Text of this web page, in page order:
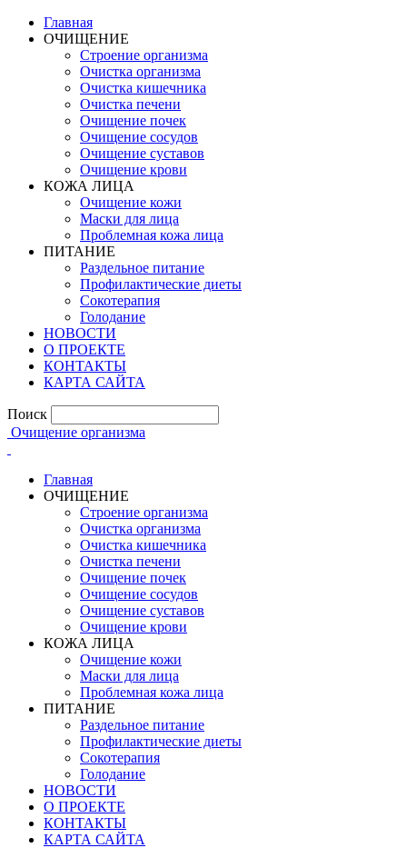
Главная
ОЧИЩЕНИЕ
Строение организма
Очистка организма
Очистка кишечника
Очистка печени
Очищение почек
Очищение сосудов
Очищение суставов
Очищение крови
КОЖА ЛИЦА
Очищение кожи
Маски для лица
Проблемная кожа лица
ПИТАНИЕ
Раздельное питание
Профилактические диеты
Сокотерапия
Голодание
НОВОСТИ
О ПРОЕКТЕ
КОНТАКТЫ
КАРТА САЙТА
Поиск
Очищение организма
Главная
ОЧИЩЕНИЕ
Строение организма
Очистка организма
Очистка кишечника
Очистка печени
Очищение почек
Очищение сосудов
Очищение суставов
Очищение крови
КОЖА ЛИЦА
Очищение кожи
Маски для лица
Проблемная кожа лица
ПИТАНИЕ
Раздельное питание
Профилактические диеты
Сокотерапия
Голодание
НОВОСТИ
О ПРОЕКТЕ
КОНТАКТЫ
КАРТА САЙТА